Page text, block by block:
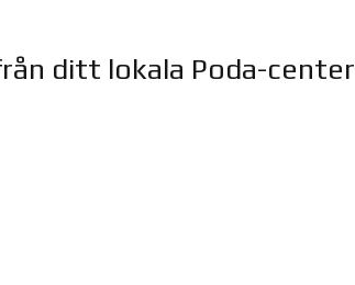
ditt lokala Poda-center